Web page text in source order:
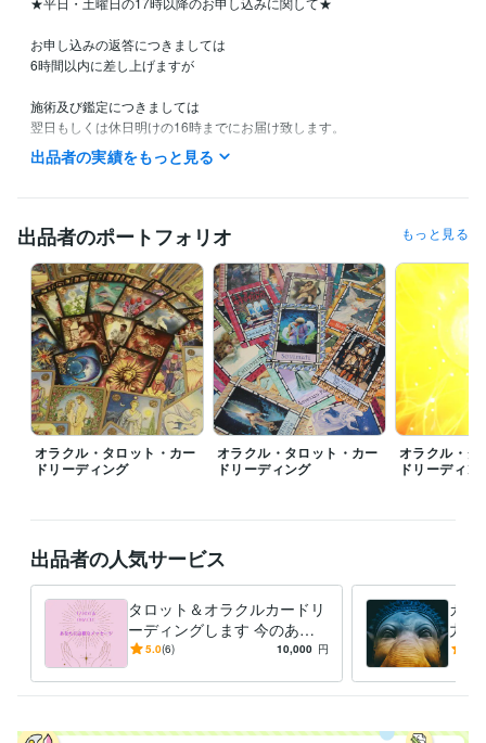
お申し込みの返答につきましては
6時間以内に差し上げますが
施術及び鑑定につきましては
翌日もしくは休日明けの16時までにお届け致します。
日祝日・連休が重なりますと、その翌日以降となりますことご了承くだ
基本的に
アチューンメントは通常3日以内に
リーディングは通常5日以内にお届け致します。
(こちらの日数は余裕をもって設定しています)
休日、祝日等重なりますと通常よりお届けが長くなることが
ございますこと、ご了承下さい。
また
カードリーディングでは
沢山の様々なカードを組み合わせて行います。
じっくり丁寧にリーディングさせて頂いておりますので
1つのリーディングにとても時間を要することになります。
そのため
通常よりお時間を頂くかと思います。
どうぞ、ご理解・ご了承ください。
なるべく早くお届けするよう心掛けていますが
申し込みが集中した場合は通常より一週間ほどお時間を頂くことがあり
資格・検定
出品者の実績をもっと見る
出品者のポートフォリオ もっと見る
オラクル・タロット・カー
ドリーディング
オラクル・タロット・カー
ドリーディング
オラクル・タ
ドリーディン
出品者の人気サービス
タロット＆オラクルカードリ
ーディングします 今のあな
たに必要なことを高次の存在
5.0(6) 10,000 円
ガネ
力】
【
つ